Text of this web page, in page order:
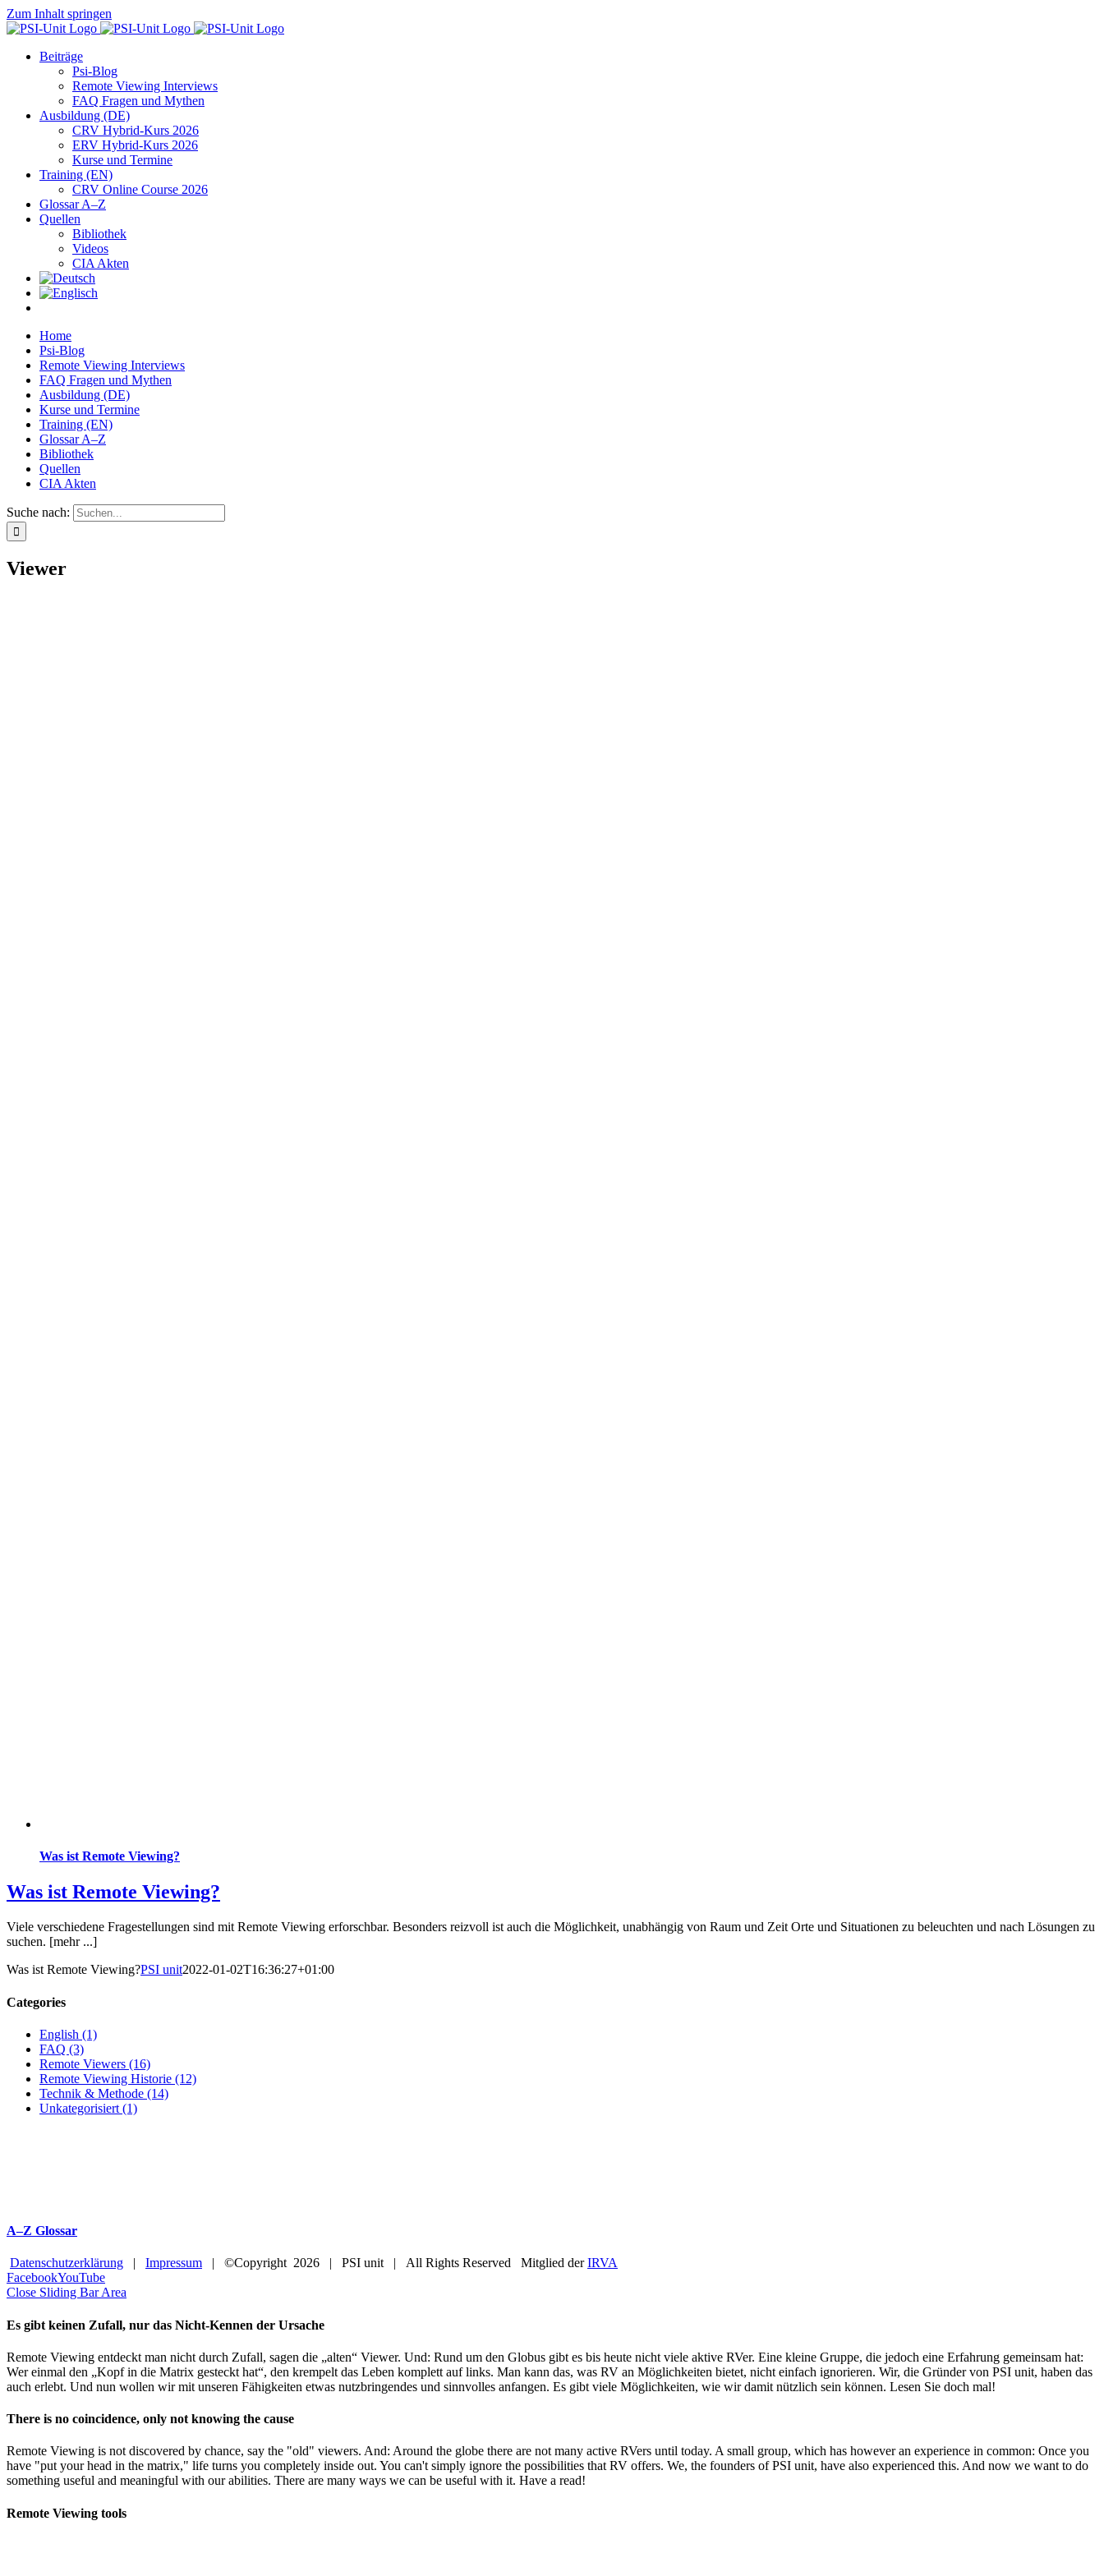
Zum Inhalt springen
Beiträge
Psi-Blog
Remote Viewing Interviews
FAQ Fragen und Mythen
Ausbildung (DE)
CRV Hybrid-Kurs 2026
ERV Hybrid-Kurs 2026
Kurse und Termine
Training (EN)
CRV Online Course 2026
Glossar A–Z
Quellen
Bibliothek
Videos
CIA Akten
Home
Psi-Blog
Remote Viewing Interviews
FAQ Fragen und Mythen
Ausbildung (DE)
Kurse und Termine
Training (EN)
Glossar A–Z
Bibliothek
Quellen
CIA Akten
Suche nach:
Viewer
Was ist Remote Viewing?
Was ist Remote Viewing?
Viele verschiedene Fragestellungen sind mit Remote Viewing erforschbar. Besonders reizvoll ist auch die Möglichkeit, unabhängig von Raum und Zeit Orte und Situationen zu beleuchten und nach Lösungen zu
suchen. [mehr ...]
Was ist Remote Viewing?PSI unit2022-01-02T16:36:27+01:00
Categories
English (1)
FAQ (3)
Remote Viewers (16)
Remote Viewing Historie (12)
Technik & Methode (14)
Unkategorisiert (1)
A–Z Glossar
Datenschutzerklärung | Impressum | ©Copyright 2026 | PSI unit | All Rights Reserved Mitglied derIRVA
FacebookYouTube
Close Sliding Bar Area
Es gibt keinen Zufall, nur das Nicht-Kennen der Ursache
Remote Viewing entdeckt man nicht durch Zufall, sagen die „alten“ Viewer. Und: Rund um den Globus gibt es bis heute nicht viele aktive RVer. Eine kleine Gruppe, die jedoch eine Erfahrung gemeinsam hat:
Wer einmal den „Kopf in die Matrix gesteckt hat“, den krempelt das Leben komplett auf links. Man kann das, was RV an Möglichkeiten bietet, nicht einfach ignorieren. Wir, die Gründer von PSI unit, haben das
auch erlebt. Und nun wollen wir mit unseren Fähigkeiten etwas nutzbringendes und sinnvolles anfangen. Es gibt viele Möglichkeiten, wie wir damit nützlich sein können. Lesen Sie doch mal!
There is no coincidence, only not knowing the cause
Remote Viewing is not discovered by chance, say the "old" viewers. And: Around the globe there are not many active RVers until today. A small group, which has however an experience in common: Once you
have "put your head in the matrix," life turns you completely inside out. You can't simply ignore the possibilities that RV offers. We, the founders of PSI unit, have also experienced this. And now we want to do
something useful and meaningful with our abilities. There are many ways we can be useful with it. Have a read!
Remote Viewing tools